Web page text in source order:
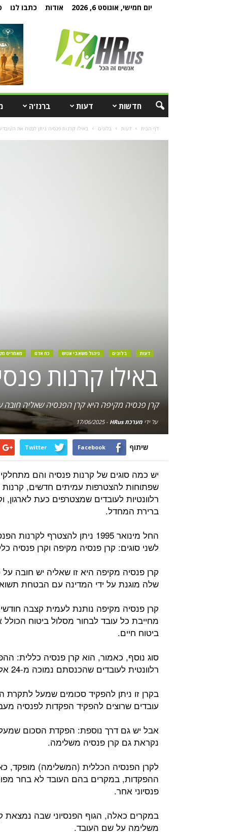
יום חמישי, אוגוסט 6, 2026 אודות כתבו לנו
חדשות דעות ברנז'ה
דף הבית דעות בלוגים באילו קרנות פנסיה ניתן לבטח את
דעות בלוגים ניהול משאבי אנוש כח אדם מאמרים
באילו קרנות
קרן פנסיה מקיפה היא קרן הפנסיה שאליה חובה
על ידימערכת HRus -
17/06/2025
שיתוף Facebook
Twitter
יש כמה סוגים של קרנות פנסיה והם
שפתוחות להצטרפות עמיתים חדשים, קרנות
רלוונטיות לעובדים שמצטרפים כעת
ברירת המחדל.
החל מינואר 1995 ניתן
לשני סוגים: קרן פנסיה מקיפה וקרן פנסיה
קרן פנסיה מקיפה היא זו שאליה יש חובה
שלה מוגנת על ידי המדינה עם הבטחת
קרן פנסיה מקיפה נותנת לעמית קצבה
מחייבת כל עובד לבחור מסלול ביטוח הכולל
ביטוח חיים.
סוג נוסף, כאמור, הוא קרן פנסיה כללית:
רלוונטית לעובדים שהכנסתם נמוכה מ-24 אלף שקלים.
בקרן זו ניתן להפקיד סכומים שמעל לתקרת
עובדים שרוצים להפקיד הפקדות לפנסיה
אבל יש גם דרך נוספת: הפקדת הסכום
נקראת גם קרן פנסיה משלימה.
לקרן הפנסיה הכללית (המשלימה) מופקד,
ההפקדות, במקרים בהם העובד לא בחר
פנסיוני אחר.
במקרים כאלה, הגוף הפנסיוני שבה נמצאת
משלימה על שם העובד.